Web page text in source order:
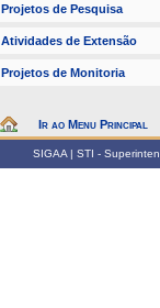
Projetos de Pesquisa
Atividades de Extensão
Projetos de Monitoria
Ir ao Menu Principal
SIGAA | STI -